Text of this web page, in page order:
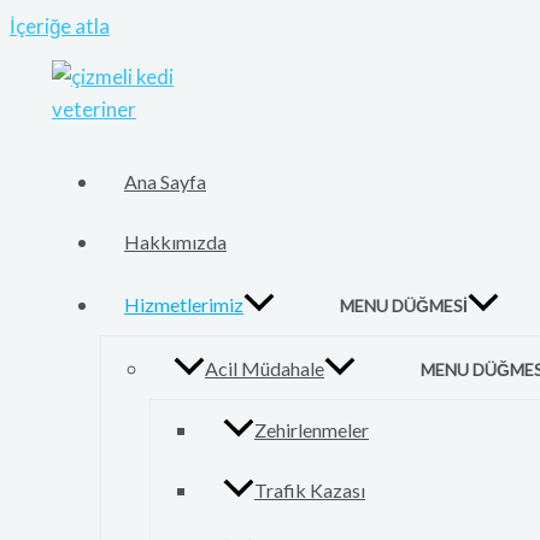
İçeriğe atla
Ana Sayfa
Hakkımızda
Hizmetlerimiz MENU DÜĞMESI
Acil Müdahale MENU
Zehirlenmeler
Trafik Kazası